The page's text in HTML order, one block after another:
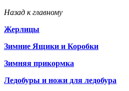
Назад к главному
Жерлицы
Зимние Ящики и Коробки
Зимняя прикормка
Ледобуры и ножи для ледобура